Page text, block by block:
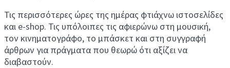
Τις περισσότερες ώρες της ημέρας φτιάχνω ιστοσελίδες
και e-shop. Τις υπόλοιπες τις αφιερώνω στη μουσική,
τον κινηματογράφο, το μπάσκετ και στη συγγραφή
άρθρων για πράγματα που θεωρώ ότι αξίζει να
διαβαστούν.